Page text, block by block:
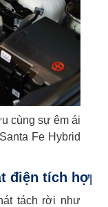
cùng sự êm ái
Fe Hybrid
điện tích hợp
tách rời như